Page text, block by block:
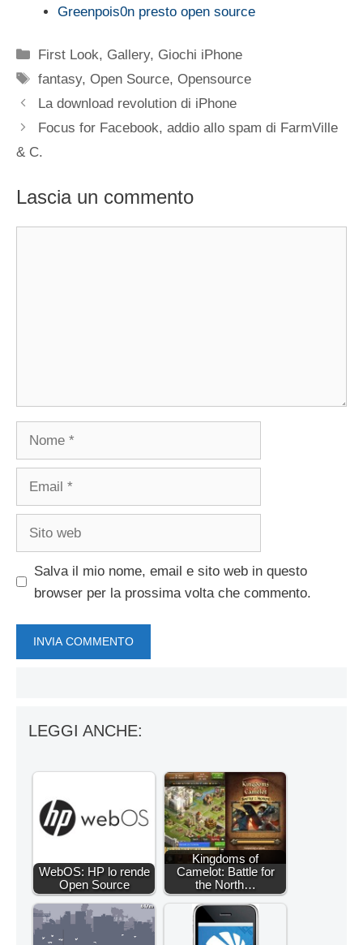
Greenpois0n presto open source
Categorie
First Look, Gallery, Giochi iPhone
Tag
fantasy,Open Source,Opensource
La download revolution di iPhone
Focus for Facebook, addio allo spam di FarmVille
& C.
Lascia un commento
Nome
Email
Sito
Salva il mio nome, email e sito web in questo
browser per la prossima volta che commento.
LEGGI ANCHE:
WebOS: HP lo rende
Open Source
Kingdoms of
Camelot: Battle for
the North…